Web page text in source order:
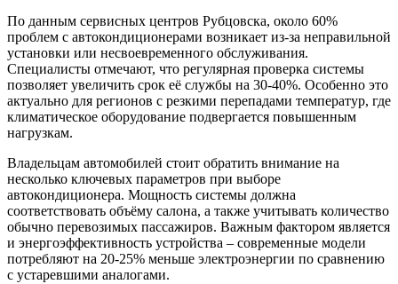
По данным сервисных центров Рубцовска, около 60%
проблем с автокондиционерами возникает из-за неправильной
установки или несвоевременного обслуживания.
Специалисты отмечают, что регулярная проверка системы
позволяет увеличить срок её службы на 30-40%. Особенно это
актуально для регионов с резкими перепадами температур, где
климатическое оборудование подвергается повышенным
нагрузкам.
Владельцам автомобилей стоит обратить внимание на
несколько ключевых параметров при выборе
автокондиционера. Мощность системы должна
соответствовать объёму салона, а также учитывать количество
обычно перевозимых пассажиров. Важным фактором является
и энергоэффективность устройства – современные модели
потребляют на 20-25% меньше электроэнергии по сравнению
с устаревшими аналогами.